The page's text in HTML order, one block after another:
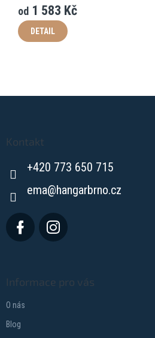
od 1 583 Kč
DETAIL
Kontakt
+420 773 650 715
ema@hangarbrno.cz
Informace pro vás
O nás
Blog